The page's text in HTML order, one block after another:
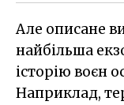
Але описане
найбільша
історію воєн
Наприклад,